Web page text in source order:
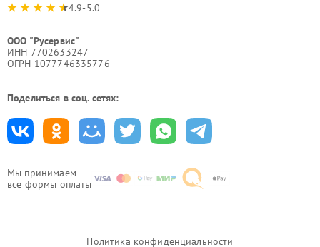
Мы принимаем
все формы оплаты
4.9-5.0
ООО "Русервис"
ИНН 7702633247
ОГРН 1077746335776
Поделиться в соц. сетях:
Политика конфиденциальности